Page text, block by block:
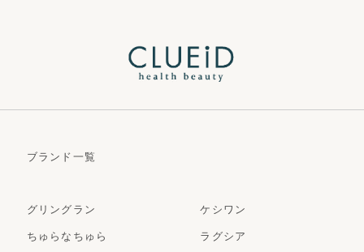
ブランド一覧
グリングラン
ケシワン
ちゅらなちゅら
ラグシア